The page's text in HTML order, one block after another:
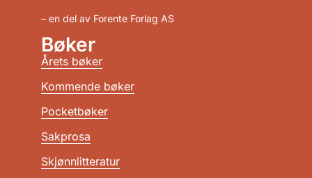
– en del av Forente Forlag AS
Bøker
Årets bøker
Kommende bøker
Pocketbøker
Sakprosa
Skjønnlitteratur